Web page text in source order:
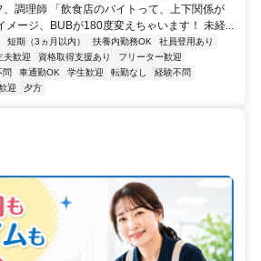
、調理師 「飲食店のバイトって、上下関係が
ージ、BUBが180度変えちゃいます！ 未経...
短期（3ヵ月以内） 扶養内勤務OK
社員登用あり
夫歓迎 資格取得支援あり
フリーター歓迎
問 車通勤OK 学生歓迎 転勤なし
経験不問
迎 夕方